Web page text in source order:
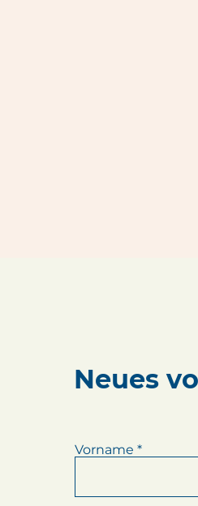
Neues
Vorname